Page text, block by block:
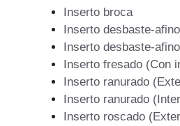
Inserto broca
Inserto desbaste-
Inserto desbaste-
Inserto fresado (Con
Inserto ranurado
Inserto ranurado
Inserto roscado